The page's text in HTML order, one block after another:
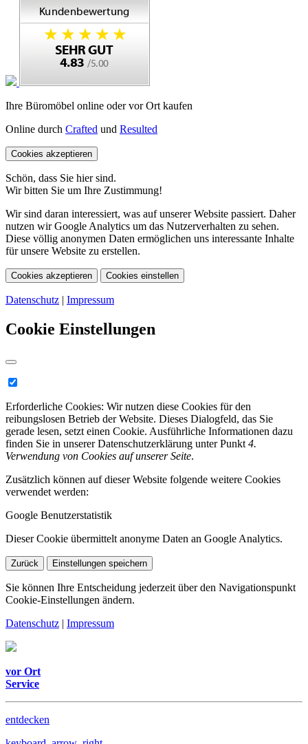
Ihre Büromöbel online oder vor Ort kaufen
Online durch Crafted und Resulted
Cookies akzeptieren
Schön, dass Sie hier sind.
Wir bitten Sie um Ihre Zustimmung!
Wir sind daran interessiert, was auf unserer Website passiert. Daher
nutzen wir Google Analytics um das Nutzerverhalten zu sehen.
Diese völlig anonymen Daten ermöglichen uns interessante Inhalte
für unsere Website zu erstellen.
Cookies akzeptieren Cookies einstellen
Datenschutz | Impressum
Cookie Einstellungen
Erforderliche Cookies: Wir nutzen diese Cookies für den
reibungslosen Betrieb der Website. Dieses Dialogfeld, das Sie
gerade lesen, setzt einen Cookie. Ausführliche Informationen dazu
finden Sie in unserer Datenschutzerklärung unter Punkt 4.
Verwendung von Cookies auf unserer Seite.
Zusätzlich können auf dieser Website folgende weitere Cookies
verwendet werden:
Google Benutzerstatistik
Dieser Cookie übermittelt anonyme Daten an Google Analytics.
Zurück Einstellungen speichern
Sie können Ihre Entscheidung jederzeit über den Navigationspunkt
Cookie-Einstellungen ändern.
Datenschutz | Impressum
vor Ort
Service
entdecken